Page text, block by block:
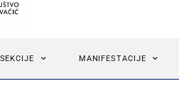
SEKCIJE MANIFESTACIJE